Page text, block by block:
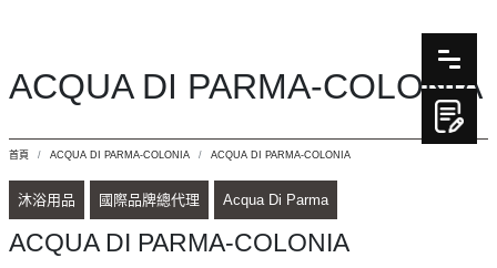
ACQUA DI PARMA-COLONIA
首頁 ACQUA DI PARMA-COLONIA ACQUA DI PARMA-COLONIA
沐浴用品 國際品牌總代理 Acqua Di Parma
ACQUA DI PARMA-COLONIA